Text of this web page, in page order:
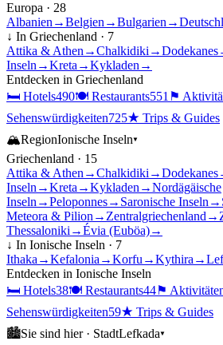
Europa · 28
Albanien →Belgien →Bulgarien →
↓ In Griechenland · 7
Attika & Athen →Chalkidiki →Dodekanes
Inseln →Kreta →Kykladen →
Entdecken in Griechenland
🛏 Hotels490🍽 Restaurants551 ⚑
Sehenswürdigkeiten725★ Trips & Guides
🏔RegionIonische Inseln▾
Griechenland · 15
Attika & Athen →Chalkidiki →Dodekanes
Inseln →Kreta →Kykladen →Nordägäische
Inseln →Peloponnes→ Saronische Inseln →
Meteora & Pilion → Zentralgriechenland →
Thessaloniki →Évia (Euböa)→
↓ In Ionische Inseln · 7
Ithaka →Kefalonia →Korfu →Kythira →
Entdecken in Ionische Inseln
🛏 Hotels38🍽 Restaurants44⚑
Sehenswürdigkeiten59★ Trips & Guides
🏙Sie sind hier · StadtLefkada▾